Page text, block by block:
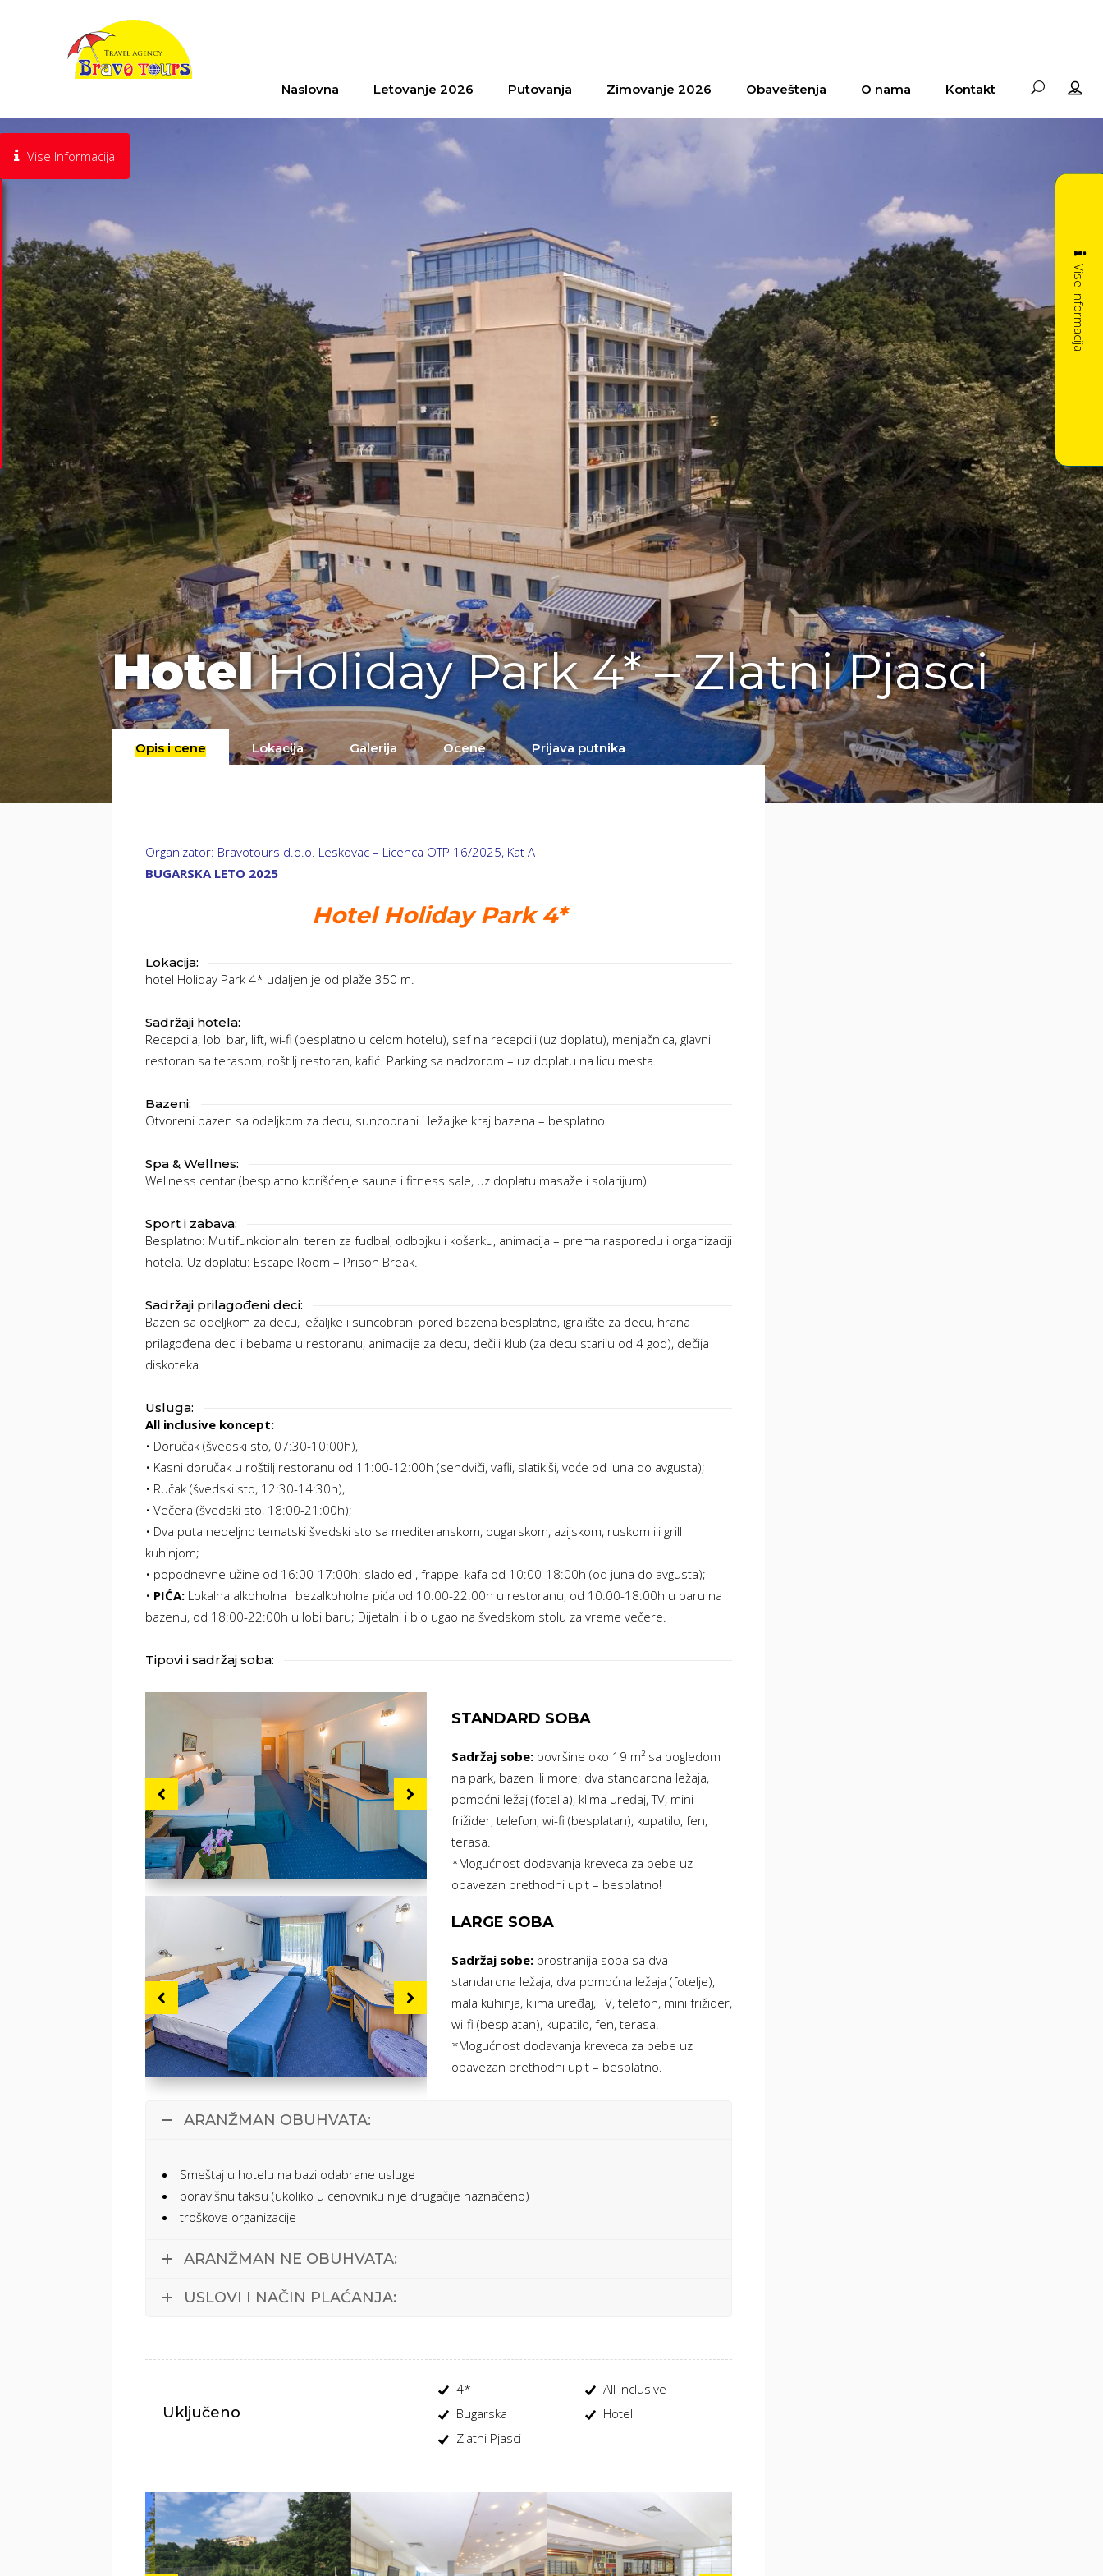
Naslovna Letovanje 2026 Putovanja Zimovanje 2026 Obaveštenja O nama Kontakt
Vise Informacija
Vise Informacija
HotelHoliday Park 4* – Zlatni Pjasci
Opis i cene Lokacija Galerija Ocene Prijava putnika
Organizator: Bravotours d.o.o. Leskovac – Licenca OTP 16/2025, Kat A
BUGARSKA LETO 2025
Hotel Holiday Park 4*
Lokacija:
hotel Holiday Park 4* udaljen je od plaže 350 m.
Sadržaji hotela:
Recepcija, lobi bar, lift, wi-fi (besplatno u celom hotelu), sef na recepciji (uz doplatu), menjačnica, glavni
restoran sa terasom, roštilj restoran, kafić. Parking sa nadzorom – uz doplatu na licu mesta.
Bazeni:
Otvoreni bazen sa odeljkom za decu, suncobrani i ležaljke kraj bazena – besplatno.
Spa & Wellnes:
Wellness centar (besplatno korišćenje saune i fitness sale, uz doplatu masaže i solarijum).
Sport i zabava:
Besplatno: Multifunkcionalni teren za fudbal, odbojku i košarku, animacija – prema rasporedu i organizaciji
hotela. Uz doplatu: Escape Room – Prison Break.
Sadržaji prilagođeni deci:
Bazen sa odeljkom za decu, ležaljke i suncobrani pored bazena besplatno, igralište za decu, hrana
prilagođena deci i bebama u restoranu, animacije za decu, dečiji klub (za decu stariju od 4 god), dečija
diskoteka.
Usluga:
All inclusive koncept:
• Doručak (švedski sto, 07:30-10:00h),
• Kasni doručak u roštilj restoranu od 11:00-12:00h (sendviči, vafli, slatikiši, voće od juna do avgusta);
• Ručak (švedski sto, 12:30-14:30h),
• Večera (švedski sto, 18:00-21:00h);
• Dva puta nedeljno tematski švedski sto sa mediteranskom, bugarskom, azijskom, ruskom ili grill
kuhinjom;
• popodnevne užine od 16:00-17:00h: sladoled , frappe, kafa od 10:00-18:00h (od juna do avgusta);
• PIĆA: Lokalna alkoholna i bezalkoholna pića od 10:00-22:00h u restoranu, od 10:00-18:00h u baru na
bazenu, od 18:00-22:00h u lobi baru; Dijetalni i bio ugao na švedskom stolu za vreme večere.
Tipovi i sadržaj soba:
STANDARD SOBA
Sadržaj sobe:površine oko 19 m² sa pogledom
na park, bazen ili more; dva standardna ležaja,
pomoćni ležaj (fotelja), klima uređaj, TV, mini
frižider, telefon, wi-fi (besplatan), kupatilo, fen,
terasa.
*Mogućnost dodavanja kreveca za bebe uz
obavezan prethodni upit – besplatno!
LARGE SOBA
Sadržaj sobe:prostranija soba sa dva
standardna ležaja, dva pomoćna ležaja (fotelje),
mala kuhinja, klima uređaj, TV, telefon, mini frižider,
wi-fi (besplatan), kupatilo, fen, terasa.
*Mogućnost dodavanja kreveca za bebe uz
obavezan prethodni upit – besplatno.
ARANŽMAN OBUHVATA:
Smeštaj u hotelu na bazi odabrane usluge
boravišnu taksu (ukoliko u cenovniku nije drugačije naznačeno)
troškove organizacije
ARANŽMAN NE OBUHVATA:
USLOVI I NAČIN PLAĆANJA:
Uključeno
4*
All Inclusive
Bugarska
Hotel
Zlatni Pjasci